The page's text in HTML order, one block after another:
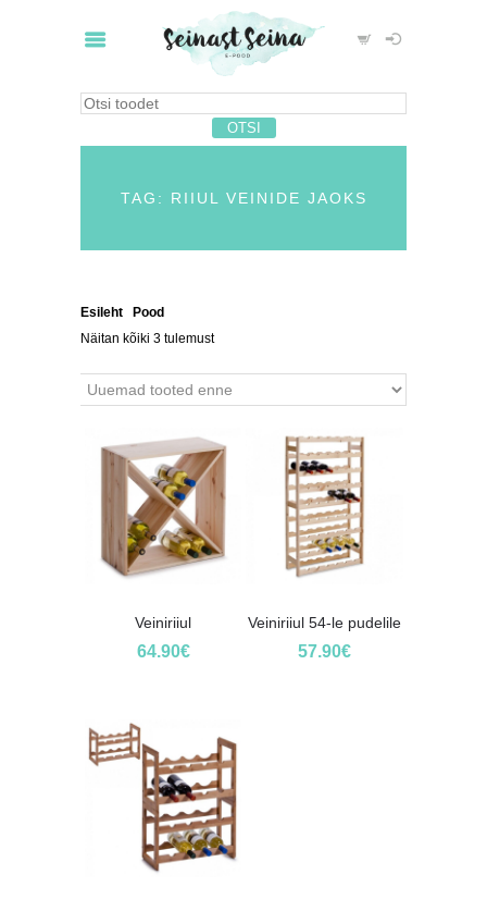
TAG: RIIUL VEINIDE JAOKS
Esileht Pood
Näitan kõiki 3 tulemust
Veiniriiul
64.90€
Veiniriiul 54-le pudelile
57.90€